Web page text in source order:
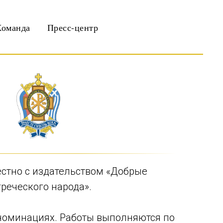
Пресс-центр
с издательством «Добрые
народа».
Работы выполняются по